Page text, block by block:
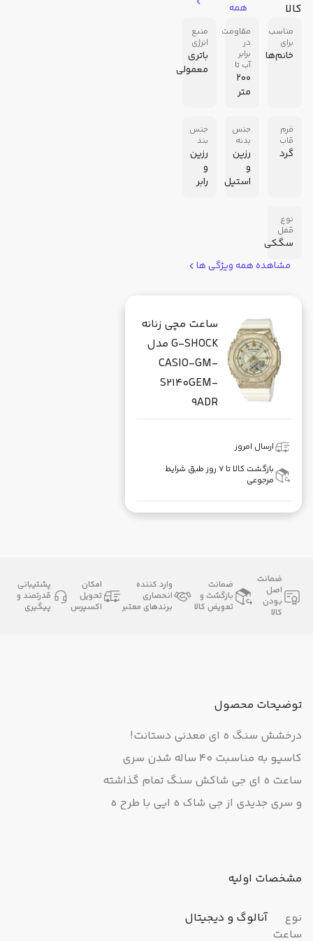
کالا
همه
مناسب
برای
خانم‌ها
مقاومت
در
برابر
آب تا
200
متر
منبع
انرژی
باتری
معمولی
فرم
قاب
گرد
جنس
بدنه
رزین
و
استیل
جنس
بند
رزین
و
رابر
نوع
قفل
سگکی
مشاهده همه ویژگی ها
ساعت مچی زنانه
G-SHOCK مدل
CASIO-GM-
S2140GEM-
9ADR
ارسال امروز
بازگشت کالا تا ۷ روز طبق شرایط
مرجوعی
ضمانت
اصل
بودن
کالا
ضمانت
بازگشت و
تعویض کالا
وارد کننده
انحصاری
برندهای معتبر
امکان
تحویل
اکسپرس
پشتیبانی
قدرتمند و
پیگیری
توضیحات محصول
درخشش سنگ ه ای معدنی دستانت!
کاسیو به مناسبت 40 ساله شدن سری
ساعت ه ای جی شاکش سنگ تمام گذاشته
و سری جدیدی از جی شاک ه ایی با طرح ه
این ساعت مچی جی شاک زنانه بر خلاف
واسطه رنگ طلایی و طرح سنگی اش،
مشخصات اولیه
نوع
ساعت
آنالوگ و دیجیتال